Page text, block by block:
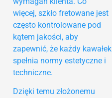
więcej, szkło fretowane jest
często kontrolowane pod
kątem jakości, aby
zapewnić, że każdy kawałek
spełnia normy estetyczne i
techniczne.
Dzięki temu złożonemu